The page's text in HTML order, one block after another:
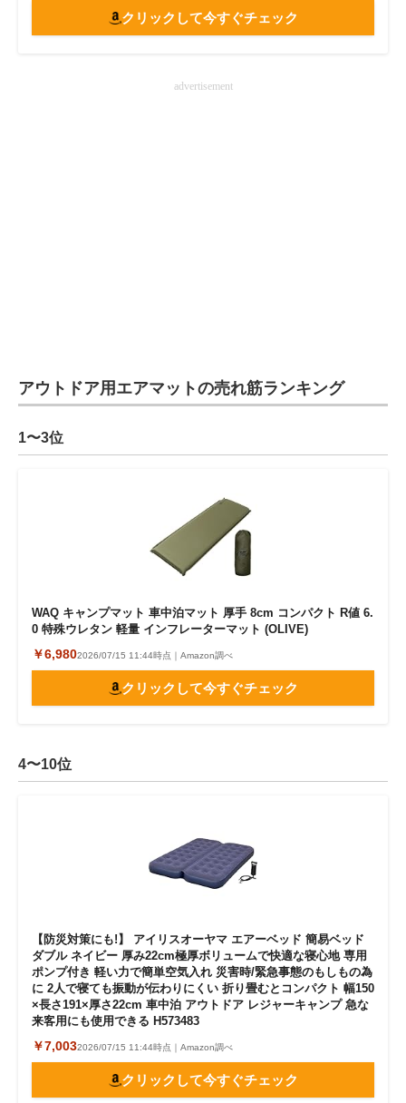
クリックして今すぐチェック
advertisement
アウトドア用エアマットの売れ筋ランキング
1〜3位
WAQ キャンプマット 車中泊マット 厚手 8cm コンパクト R値 6.
0 特殊ウレタン 軽量 インフレーターマット (OLIVE)
￥6,9802026/07/15 11:44時点｜Amazon調べ
クリックして今すぐチェック
4〜10位
【防災対策にも!】 アイリスオーヤマ エアーベッド 簡易ベッド
ダブル ネイビー 厚み22cm極厚ボリュームで快適な寝心地 専用
ポンプ付き 軽い力で簡単空気入れ 災害時/緊急事態のもしもの為
に 2人で寝ても振動が伝わりにくい 折り畳むとコンパクト 幅150
×長さ191×厚さ22cm 車中泊 アウトドア レジャーキャンプ 急な
来客用にも使用できる H573483
￥7,0032026/07/15 11:44時点｜Amazon調べ
クリックして今すぐチェック